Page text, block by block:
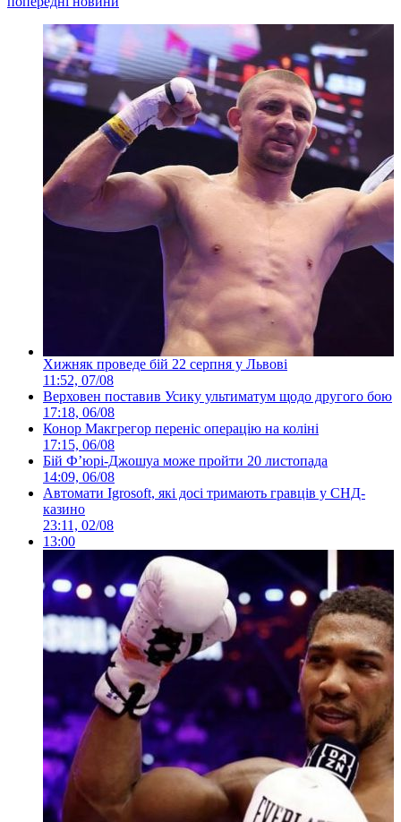
Хижняк проведе бій 22 серпня у Львові
11:52, 07/08
Верховен поставив Усику ультиматум щодо другого бою
17:18, 06/08
Конор Макгрегор переніс операцію на коліні
17:15, 06/08
Бій Ф’юрі-Джошуа може пройти 20 листопада
14:09, 06/08
Автомати Igrosoft, які досі тримають гравців у СНД-
казино
23:11, 02/08
13:00